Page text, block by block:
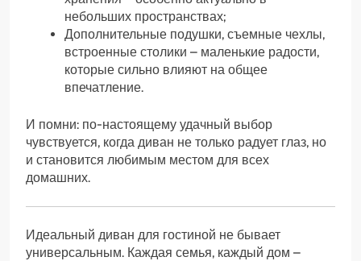
небольших пространствах;
Дополнительные подушки, съемные чехлы,
встроенные столики – маленькие радости,
которые сильно влияют на общее
впечатление.
И помни: по-настоящему удачный выбор
чувствуется, когда диван не только радует глаз, но
и становится любимым местом для всех
домашних.
Идеальный диван для гостиной не бывает
универсальным. Каждая семья, каждый дом –